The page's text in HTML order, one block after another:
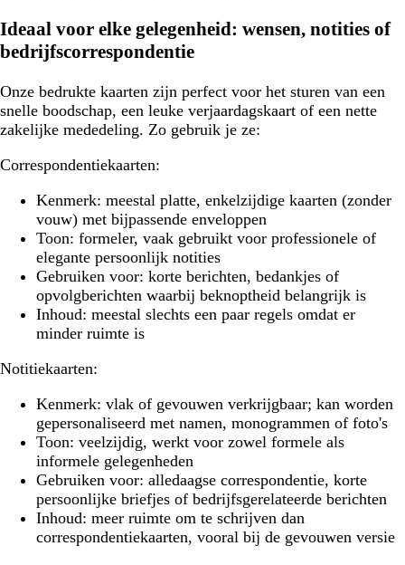
Ideaal voor elke gelegenheid: wensen, notities of
bedrijfscorrespondentie
Onze bedrukte kaarten zijn perfect voor het sturen van een
snelle boodschap, een leuke verjaardagskaart of een nette
zakelijke mededeling. Zo gebruik je ze:
Correspondentiekaarten:
Kenmerk: meestal platte, enkelzijdige kaarten (zonder
vouw) met bijpassende enveloppen
Toon: formeler, vaak gebruikt voor professionele of
elegante persoonlijk notities
Gebruiken voor: korte berichten, bedankjes of
opvolgberichten waarbij beknoptheid belangrijk is
Inhoud: meestal slechts een paar regels omdat er
minder ruimte is
Notitiekaarten:
Kenmerk: vlak of gevouwen verkrijgbaar; kan worden
gepersonaliseerd met namen, monogrammen of foto's
Toon: veelzijdig, werkt voor zowel formele als
informele gelegenheden
Gebruiken voor: alledaagse correspondentie, korte
persoonlijke briefjes of bedrijfsgerelateerde berichten
Inhoud: meer ruimte om te schrijven dan
correspondentiekaarten, vooral bij de gevouwen versie